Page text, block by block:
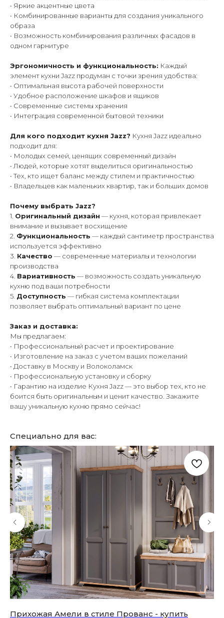
• Яркие акцентные цвета
• Комбинированные варианты для создания уникального
образа
• Возможность комбинирования различных фасадов в
одном гарнитуре
Эргономичность и функциональность: Каждый
элемент кухни Jazz продуман с точки зрения удобства:
• Оптимальная высота рабочей поверхности
• Удобное расположение шкафов и ящиков
• Современные системы хранения
• Интеграция современной бытовой техники
Для кого подходит кухня Jazz? Кухня Jazz идеально
подходит для:
• Молодых семей, ценящих современный дизайн
• Людей, которые хотят выделиться оригинальностью
• Тех, кто ищет баланс между стилем и практичностью
• Владельцев как маленьких квартир, так и больших домов
Почему выбрать Jazz?
1. Оригинальный дизайн — кухня, которая привлекает
внимание и вызывает восхищение
2. Функциональность — каждый сантиметр пространства
используется эффективно
3. Качество — современные материалы и технологии
производства
4. Вариативность — возможность создать уникальную
кухню под ваши потребности
5. Доступность — гибкая система комплектации
позволяет выбрать оптимальный вариант по цене
Заказ и доставка:
Мы предлагаем:
• Профессиональный расчет и проектирование
• Изготовление на заказ с учетом ваших пожеланий
• Доставку в Москву и Волоколамск
• Профессиональную установку и сборку
• Гарантию на изделие Кухня Jazz — это выбор тех, кто не
боится быть оригинальным и ценит качество. Закажите
вашу уникальную кухню прямо сейчас!
Специально для вас:
Прихожая Амели в стиле Прованс - купить